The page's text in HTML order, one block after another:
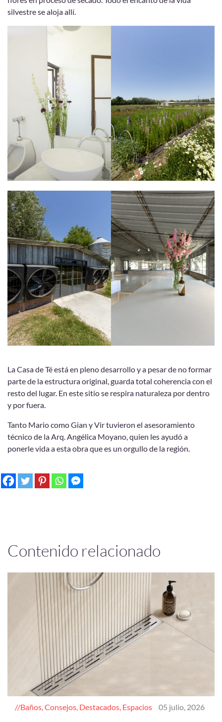
silvestre se aloja allí.
La Casa de Té está en pleno desarrollo y a pesar de no formar
parte de la estructura original, guarda total coherencia con el
resto del lugar. En este sitio se respira naturaleza por dentro
y por fuera.
Tanto Mario como Gian y Vir tuvieron el asesoramiento
técnico de la Arq. Angélica Moyano, quien les ayudó a
ponerle vida a esta obra que es un orgullo de la región.
Contenido relacionado
Baños, Consejos, Destacados, Espacios 05 julio, 2026